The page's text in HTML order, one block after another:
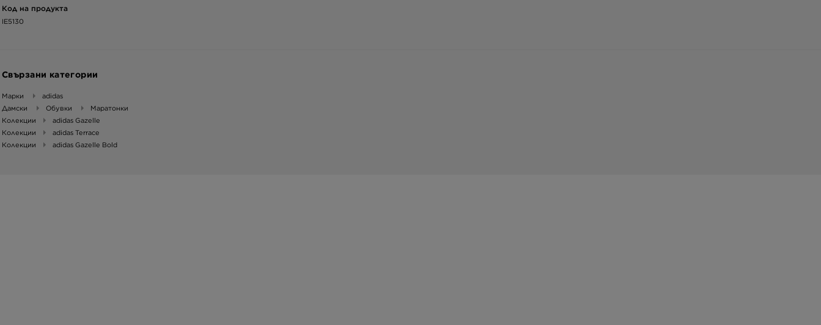
Код на продукта
IE5130
Свързани категории
Марки
adidas
Дамски
Обувки
Маратонки
Колекции
adidas Gazelle
Колекции
adidas Terrace
Колекции
adidas Gazelle Bold